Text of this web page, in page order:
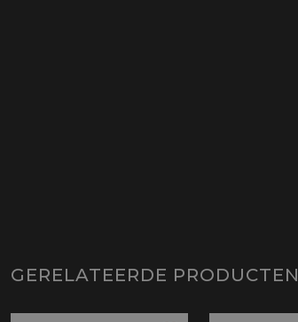
GERELATEERDE PRODUCTEN